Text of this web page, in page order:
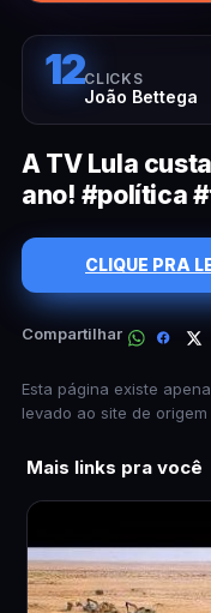
12CLICKS
João Bettega
A TV Lula
ano! #política
CLIQUE PRA
Compartilhar
Esta página existe
levado ao site de origem
Mais links pra você